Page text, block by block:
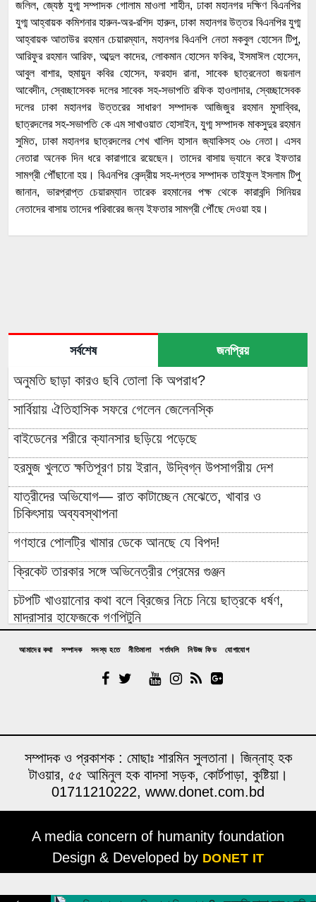
জলিল, জ্যেষ্ঠ যুগ্ম সম্পাদক গোলাম মাওলা শাহীন, ঢাকা মহানগর দক্ষিণ বিএনপির
যুগ্ম আহ্বায়ক কমিশনার হারুন-অর-রশিদ হারুন, ঢাকা মহানগর উত্তর বিএনপির যুগ্ম
আহ্বায়ক আতাউর রহমান চেয়ারম্যান, মহানগর বিএনপি নেতা মকবুল হোসেন টিপু,
আরিফুর রহমান আরিফ, আব্দুল কাদের, লোকমান হোসেন ফকির, ইসমাঈল হোসেন,
আবুল বাশার, হুমায়ুন কবির হোসেন, ফরহাদ রানা, সাবেক ছাত্রনেতা জয়নাল
আবেদীন, স্বেচ্ছাসেবক দলের সাবেক সহ-সভাপতি রফিক হাওলাদার, স্বেচ্ছাসেবক
দলের ঢাকা মহানগর উত্তরের সাধারণ সম্পাদক আজিজুর রহমান মুসাব্বির,
ছাত্রদলের সহ-সভাপতি কে এম সাখাওয়াত হোসাইন, যুগ্ম সম্পাদক মাকসুদুর রহমান
সুমিত, ঢাকা মহানগর ছাত্রদলের শেখ খালিদ হাসান জ্যাকিসহ ৩৬ নেতা। এসব
নেতারা অনেক দিন ধরে কারাগারে রয়েছেন। তাদের বাসায় ভ্যানে করে ইফতার
সামগ্রী পৌঁছানো হয়। বিএনপির কেন্দ্রীয় সহ-দপ্তর সম্পাদক তাইফুল ইসলাম টিপু
জানান, ভারপ্রাপ্ত চেয়ারম্যান তারেক রহমানের পক্ষ থেকে কারাবন্দি সিনিয়র
নেতাদের বাসায় তাদের পরিবারের জন্য ইফতার সামগ্রী পৌঁছে দেওয়া হয়।
সর্বশেষ জনপ্রিয়
অনুমতি ছাড়া কারও ছবি তোলা কি অপরাধ?
সার্বিয়ায় ঐতিহাসিক সফরে গেলেন জেলেনস্কি
বাইডেনের শরীরে ক্যানসার ছড়িয়ে পড়েছে
হরমুজ খুলতে ক্ষতিপূরণ চায় ইরান, উদ্বিগ্ন উপসাগরীয় দেশ
যাত্রীদের অভিযোগ— রাত কাটাচ্ছেন মেঝেতে, খাবার ও
চিকিৎসায় অব্যবস্থাপনা
গণহারে পোলট্রি খামার ডেকে আনছে যে বিপদ!
ক্রিকেট তারকার সঙ্গে অভিনেত্রীর প্রেমের গুঞ্জন
চটপটি খাওয়ানোর কথা বলে ব্রিজের নিচে নিয়ে ছাত্রকে ধর্ষণ,
মাদ্রাসার হাফেজকে গণপিটুনি
যুবলীগ নেতার বাড়িতে হামলা-লুটপাটে গিয়ে জনতার প্রতিরোধে
আন্তর্জাতিক আদিবাসী দিবস ২০২৬: বৈচিত্র্যের সম্মান ও
সমঅধিকারের বাংলাদেশ চাই
দল ক্ষমতা হারালে সবার আগে পিছটান দেন তারকা রাজনীতিবিদ’রা,
দু’দিনের রাজনীতিবিদ সাকিব কেন ব্যাতিক্রম?
রাজনৈতিক অবস্থানের কারণে সাকিবের দেশে ফেরার আর সুযোগ
শেখ হাসিনার সংবাদ সম্মেলনের প্রতিক্রিয়ায় নওফেলের বাড়িতে
ককটেল ও অগ্নিসংযোগ
আমাদের কথা সম্পাদক সদস্য হতে নীতিমালা শর্তাবলি নিউজ ফিড যোগাযোগ
সম্পাদক ও প্রকাশক : মোছাঃ শারমিন সুলতানা। জিন্নাহ্ হক
টাওয়ার, ৫৫ আমিনুল হক বাদসা সড়ক, কোর্টপাড়া, কুষ্টিয়া।
01711210222, www.donet.com.bd
A media concern of humanity foundation
Design & Developed by DONET IT